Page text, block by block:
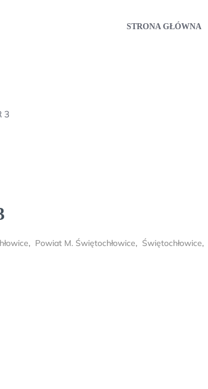
STRONA GŁÓWNA
3
, Powiat M. Świętochłowice, Świętochłowice,